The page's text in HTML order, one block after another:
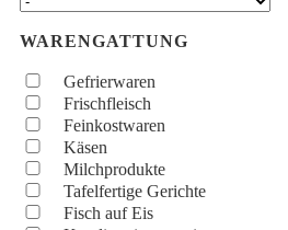
WARENGATTUNG
Gefrierwaren
Frischfleisch
Feinkostwaren
Käsen
Milchprodukte
Tafelfertige Gerichte
Fisch auf Eis